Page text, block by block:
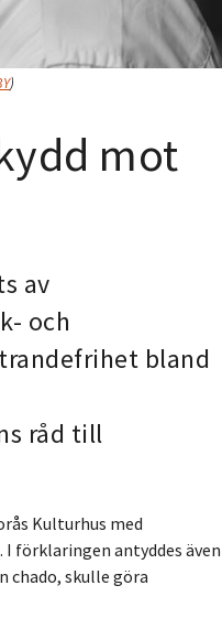
)
mot
av
och
bland
råd till
Kulturhus med
förklaringen antyddes även
chado, skulle göra